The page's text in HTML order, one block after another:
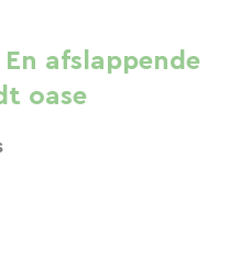
afslappende
oase